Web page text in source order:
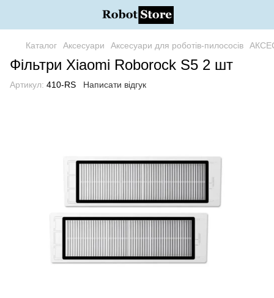
Каталог Аксесуари Аксесуари для роботів-пилососів
Фільтри Xiaomi Roborock S5 2 шт
Артикул: 410-RS Написати відгук